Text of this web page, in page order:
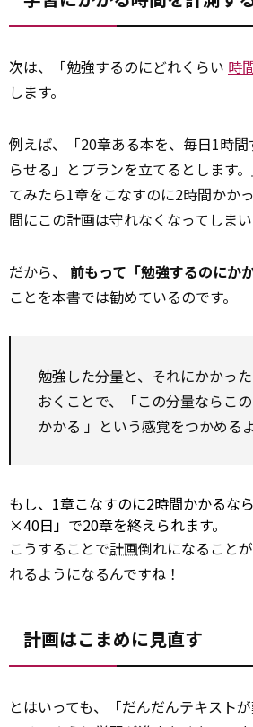
次は、「勉強するのにどれくらい 時
します。
例えば、「20章ある本を、毎日1時
らせる」とプランを立てるとします。
てみたら1章をこなすのに2時間かか
間にこの計画は守れなくなってしまい
だから、 前もって「勉強するのにか
ことを本書では勧めているのです。
勉強した分量と、それにかかっ
おくことで、「この分量ならこ
かかる 」という感覚をつかめる
もし、1章こなすのに2時間かかるな
×40日」で20章を終えられます。
こうすることで計画倒れになること
れるようになるんですね！
計画はこまめに見直す
とはいっても、「だんだんテキストが